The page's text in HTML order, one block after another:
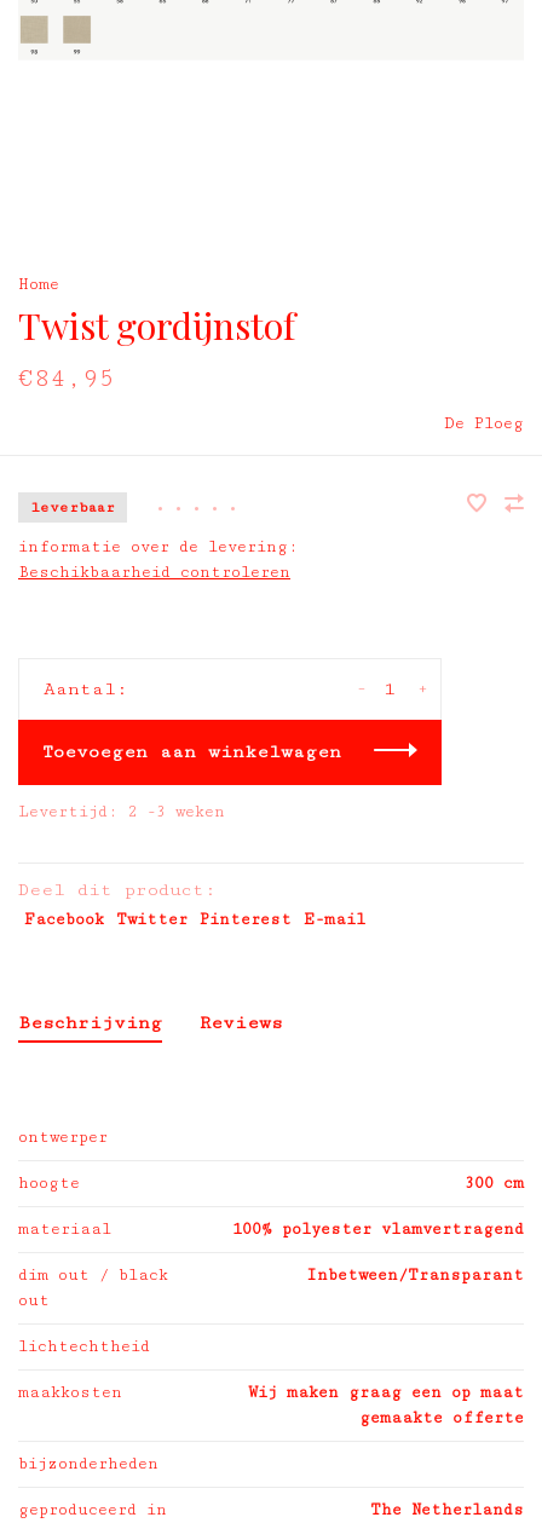
Home
Twist gordijnstof
€84,95
De Ploeg
leverbaar • • • • •
informatie over de levering:
Beschikbaarheid controleren
Aantal: +
-
Toevoegen aan winkelwagen
Levertijd: 2 -3 weken
Deel dit product:
Facebook Twitter Pinterest E-mail
Beschrijving Reviews
ontwerper
hoogte 300 cm
materiaal 100% polyester vlamvertragend
dim out / black
out
Inbetween/Transparant
lichtechtheid
maakkosten
Wij maken graag een op maat
gemaakte offerte
bijzonderheden
geproduceerd in The Netherlands